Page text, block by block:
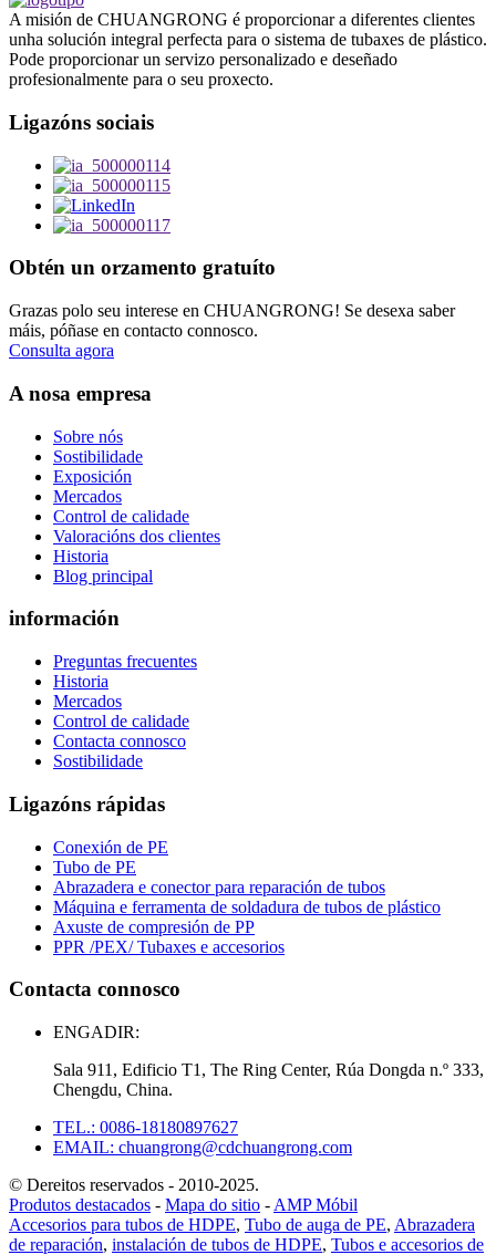
A misión de CHUANGRONG é proporcionar a diferentes clientes
unha solución integral perfecta para o sistema de tubaxes de plástico.
Pode proporcionar un servizo personalizado e deseñado
profesionalmente para o seu proxecto.
Ligazóns sociais
Obtén un orzamento gratuíto
Grazas polo seu interese en CHUANGRONG! Se desexa saber
máis, póñase en contacto connosco.
Consulta agora
A nosa empresa
Sobre nós
Sostibilidade
Exposición
Mercados
Control de calidade
Valoracións dos clientes
Historia
Blog principal
información
Preguntas frecuentes
Historia
Mercados
Control de calidade
Contacta connosco
Sostibilidade
Ligazóns rápidas
Conexión de PE
Tubo de PE
Abrazadera e conector para reparación de tubos
Máquina e ferramenta de soldadura de tubos de plástico
Axuste de compresión de PP
PPR /PEX/ Tubaxes e accesorios
Contacta connosco
ENGADIR:
Sala 911, Edificio T1, The Ring Center, Rúa Dongda n.º 333,
Chengdu, China.
TEL.: 0086-18180897627
EMAIL: chuangrong@cdchuangrong.com
© Dereitos reservados - 2010-2025.
Produtos destacados - Mapa do sitio - AMP Móbil
Accesorios para tubos de HDPE, Tubo de auga de PE, Abrazadera
de reparación, instalación de tubos de HDPE, Tubos e accesorios de